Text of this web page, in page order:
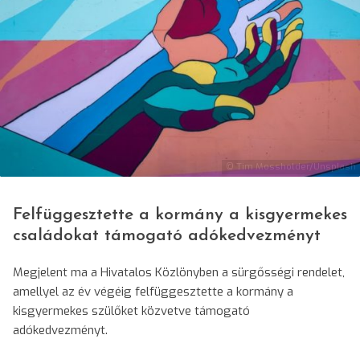
© Tim Mossholder/Unsplash
Felfüggesztette a kormány a kisgyermekes
családokat támogató adókedvezményt
Megjelent ma a Hivatalos Közlönyben a sürgősségi rendelet,
amellyel az év végéig felfüggesztette a kormány a
kisgyermekes szülőket közvetve támogató
adókedvezményt.